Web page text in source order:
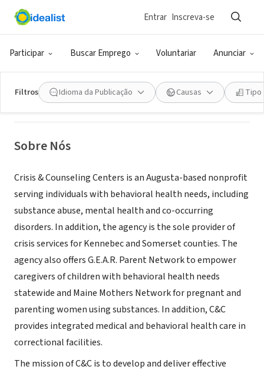
Participar Buscar Emprego Voluntariar Anunciar
Entrar Inscreva-se
Filtros Idioma da Publicação Causas Tipo
ONG (SETOR SOCIAL)
Crisis & Counseling Centers - Maine
Sobre Nós
Crisis & Counseling Centers is an Augusta-based nonprofit
serving individuals with behavioral health needs, including
substance abuse, mental health and co-occurring
disorders. In addition, the agency is the sole provider of
crisis services for Kennebec and Somerset counties. The
agency also offers G.E.A.R. Parent Network to empower
caregivers of children with behavioral health needs
statewide and Maine Mothers Network for pregnant and
parenting women using substances. In addition, C&C
provides integrated medical and behavioral health care in
correctional facilities.
The mission of C&C is to develop and deliver effective